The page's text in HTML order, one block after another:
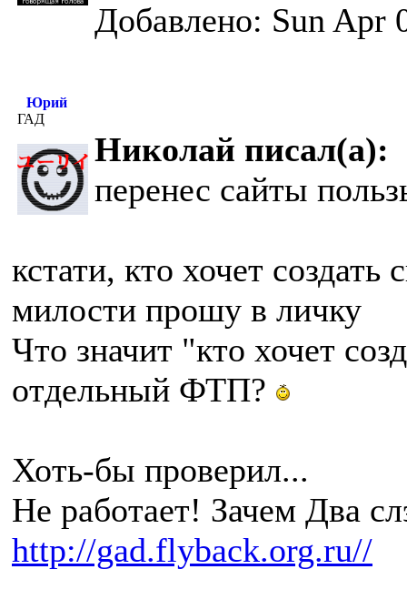
Добавлено: Sun Apr
Юрий
ГАД
Николай писал(а):
перенес сайты
кстати, кто хочет создать
милости прошу в личку
Что значит "кто хочет
отдельный ФТП?
Хоть-бы проверил...
Не работает! Зачем Два
http://gad.flyback.org.ru//